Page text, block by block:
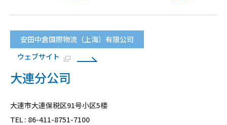
安田中倉国際物流（上海）有限公司
ウェブサイト
大連分公司
大連市大連保税区91号小区5楼
TEL : 86-411-8751-7100